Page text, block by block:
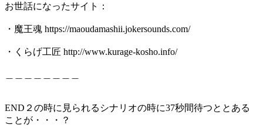
お世話になったサイト：
・魔王魂 https://maoudamashii.jokersounds.com/
・くらげ工匠 http://www.kurage-kosho.info/
END２の時に見られるシナリオの時に37秒間待つととある
ことが・・・？